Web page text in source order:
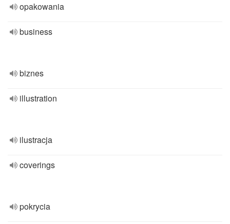
opakowania
business
biznes
illustration
ilustracja
coverings
pokrycia